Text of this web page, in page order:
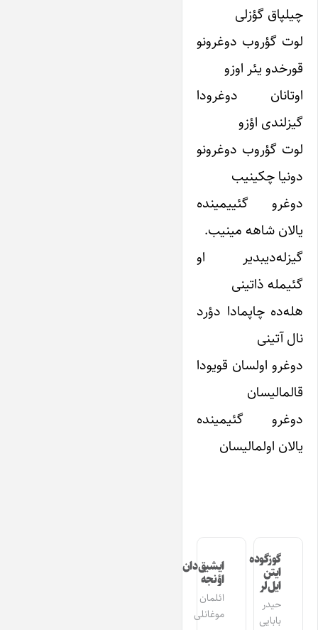
چیلپاق گؤزلی
لوت گؤروب دوغرونو
قورخدو یئر اوزو
اوتانان دوغرودا
گیزلندی اؤزو
لوت گؤروب دوغرونو
دونیا چکینیب
دوغرو گئییمینده
یالان شاهه مینیب.
گیزله‌دیبدیر او
گئیمله ذاتینی
هله‌ده چاپمادا دؤرد
نال آتینی
دوغرو اولسان قویودا
قالمالیسان
دوغرو گئیمینده
یالان اولمالیسان
گوزگوده
ایتن
ایل‌لر
حیدر
بابایی
ایشیق‌دان
اؤنجه
ائلمان
موغانلی